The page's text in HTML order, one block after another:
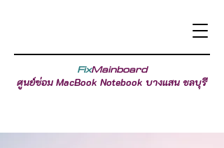
FixMainboard
ศูนย์ซ่อม MacBook Notebook บางแสน ชลบุรี